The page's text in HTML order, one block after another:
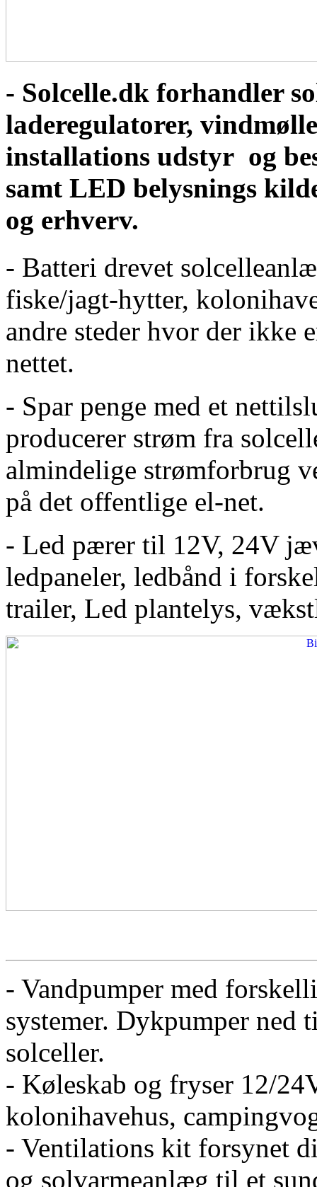
- Solcelle.dk forhandler
laderegulatorer,
installations udstyr og
samt LED belysnings
og erhverv.
- Batteri drevet
fiske/jagt-hytter,
andre steder hvor der ikke
nettet.
- Spar penge med et
producerer strøm fra
almindelige strømforbrug
på det offentlige el-net.
- Led pærer til 12V, 24V
ledpaneler, ledbånd i
trailer, Led plantelys,
- Vandpumper med
systemer. Dykpumper ned
solceller.
- Køleskab og fryser 12/
kolonihavehus,
- Ventilations kit forsynet
og solvarmeanlæg til et